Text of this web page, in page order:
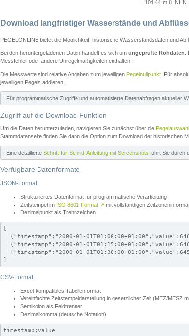
=104,44 m ü. NHN
Download langfristiger Wasserstände und
PEGELONLINE bietet die Möglichkeit, historische Wasserstandsdaten und
Bei den heruntergeladenen Daten handelt es sich um ungeprüfte Rohdaten
Messfehler oder andere Unregelmäßigkeiten enthalten.
Die Messwerte sind relative Angaben zum jeweiligen Pegelnullpunkt . Für
jeweiligen Pegels addieren.
ℹ️ Für programmatische Zugriffe und automatisierte Datenabfragen aktueller
Zugriff auf die Download-Funktion
Um die Daten herunterzuladen, navigieren Sie zunächst über die
Stammdatenseite finden Sie dann die Option zum Download der historischen
ℹ️ Eine detaillierte Schritt-für-Schritt-Anleitung mit Screenshots führt Sie durch
Verfügbare Datenformate
JSON-Format
Strukturiertes Datenformat für programmatische Verarbeitung
Zeitstempel im ISO 8601-Format ↗ mit vollständigen
Dezimalpunkt als Trennzeichen
[
{"timestamp":"2000-01-
{"timestamp":"2000-01-
{"timestamp":"2000-01-
]
CSV-Format
Excel-kompatibles Tabellenformat
Vereinfachte Zeitstempeldarstellung in gesetzlicher Zeit (MEZ/MESZ
Semikolon als Feldtrenner
Dezimalkomma (deutsche Notation)
timestamp;value